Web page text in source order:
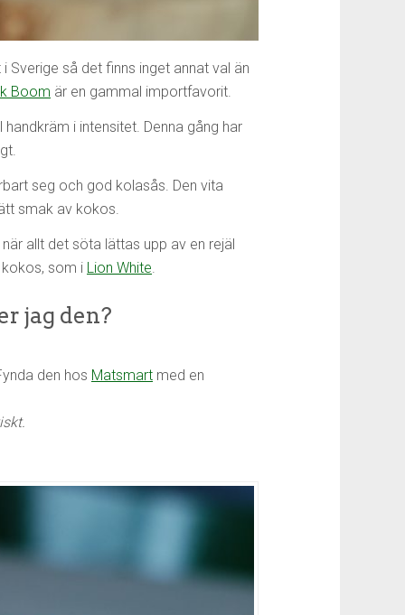
så det finns inget annat val än
Boom är en gammal importfavorit.
i intensitet. Denna gång har
seg och god kolasås. Den vita
smak av kokos.
allt det söta lättas upp av en rejäl
som i Lion White.
jag den?
den hos Matsmart med en